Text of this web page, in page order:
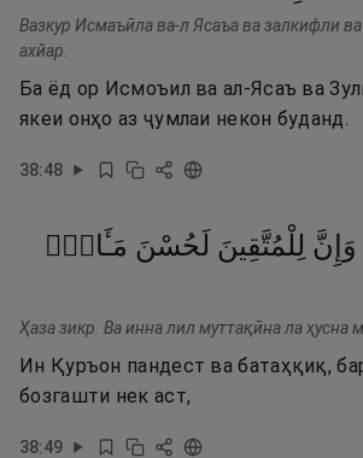
Вазкур Исмаъӣла ва-л Ясаъа ва залкифли
ахйар.
Ба ёд ор Исмоъил ва ал-Ясаъ ва
якеи онҳо аз ҷумлаи некон буданд.
38:48
وَإِنَّ لِلْمُتَّقِينَ لَحُسْنَ مَـَٔابٍۢ
Ҳаза зикр. Ва инна лил муттақӣна ла ҳусна
Ин Қуръон пандест ва батаҳқиқ,
бозгашти нек аст,
38:49